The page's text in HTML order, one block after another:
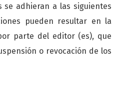
se adhieran a las siguientes
pueden resultar en la
parte del editor (es), que
o revocación de los